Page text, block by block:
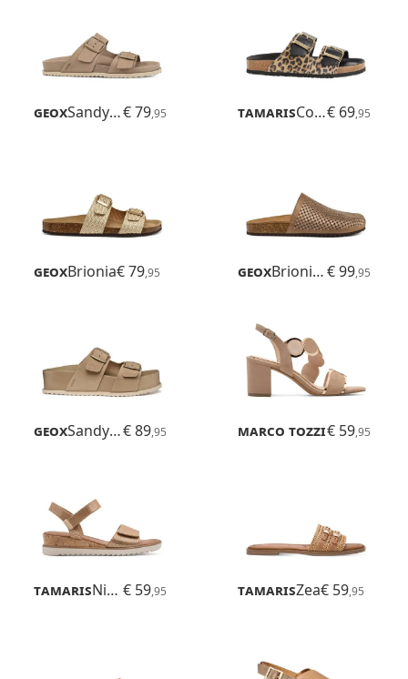
Geox Sandybett€ 79,95 Tamaris Corra€ 69,95
GeoxBrionia€ 79,95 Geox Brionia R€ 99,95
Geox Sandybett High€ 89,95 Marco Tozzi Paduli
€ 59,95
Tamaris Nirmala € 59,95 TamarisZea€ 59,95